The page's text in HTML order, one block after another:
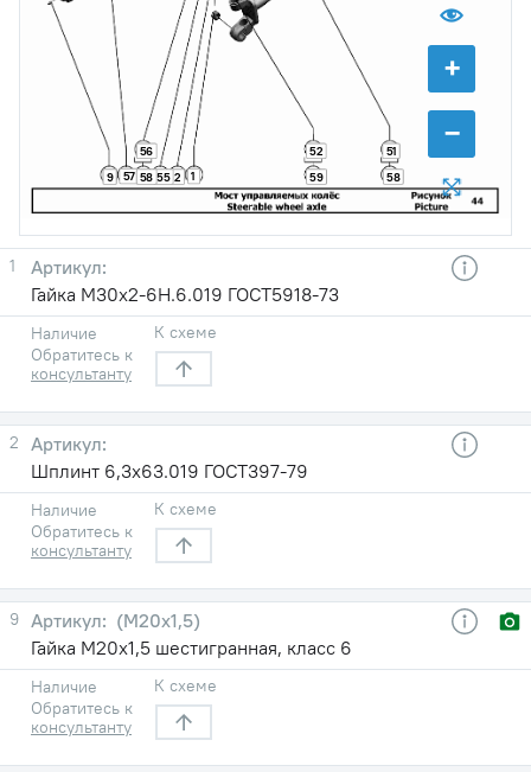
+
−
1
2
9
51
52
55
56
57 58
58 59
1
Гайка М30х2-6H.6.019 ГОСТ5918-73
Наличие
Обратитесь к
консультанту
К схеме
2
Шплинт 6,3x63.019 ГОСТ397-79
Наличие
Обратитесь к
консультанту
К схеме
9
(М20х1,5)
Гайка М20х1,5 шестигранная, класс 6
Наличие
Обратитесь к
консультанту
К схеме